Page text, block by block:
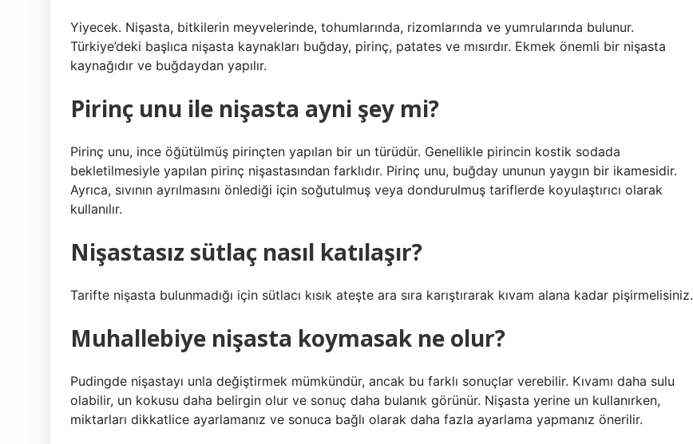
Yiyecek. Nişasta, bitkilerin meyvelerinde, tohumlarında, rizomlarında ve yumrularında bulunur.
Türkiye’deki başlıca nişasta kaynakları buğday, pirinç, patates ve mısırdır. Ekmek önemli bir nişasta
kaynağıdır ve buğdaydan yapılır.
Pirinç unu ile nişasta ayni şey mi?
Pirinç unu, ince öğütülmüş pirinçten yapılan bir un türüdür. Genellikle pirincin kostik sodada
bekletilmesiyle yapılan pirinç nişastasından farklıdır. Pirinç unu, buğday ununun yaygın bir ikamesidir.
Ayrıca, sıvının ayrılmasını önlediği için soğutulmuş veya dondurulmuş tariflerde koyulaştırıcı olarak
kullanılır.
Nişastasız sütlaç nasıl katılaşır?
Tarifte nişasta bulunmadığı için sütlacı kısık ateşte ara sıra karıştırarak kıvam alana kadar pişirmelisiniz.
Muhallebiye nişasta koymasak ne olur?
Pudingde nişastayı unla değiştirmek mümkündür, ancak bu farklı sonuçlar verebilir. Kıvamı daha sulu
olabilir, un kokusu daha belirgin olur ve sonuç daha bulanık görünür. Nişasta yerine un kullanırken,
miktarları dikkatlice ayarlamanız ve sonuca bağlı olarak daha fazla ayarlama yapmanız önerilir.